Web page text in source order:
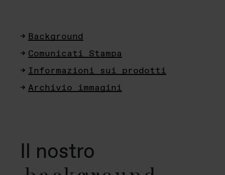
Background
Comunicati Stampa
Informazioni sui prodotti
Archivio immagini
Il nostro